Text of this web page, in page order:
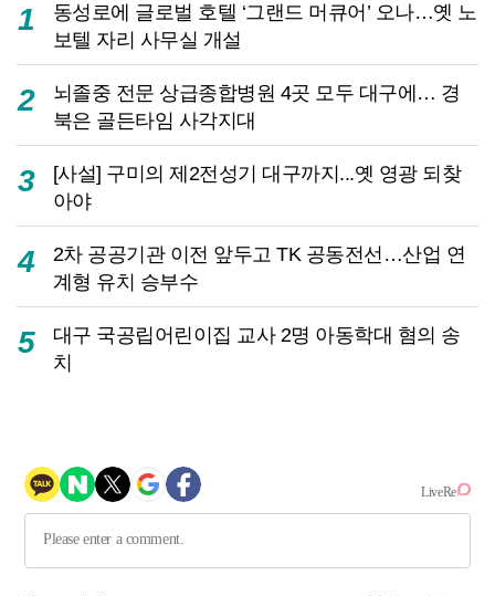
1
동성로에 글로벌 호텔 ‘그랜드 머큐어’ 오나…옛 노
보텔 자리 사무실 개설
2
뇌졸중 전문 상급종합병원 4곳 모두 대구에… 경
북은 골든타임 사각지대
3
[사설] 구미의 제2전성기 대구까지...옛 영광 되찾
아야
4
2차 공공기관 이전 앞두고 TK 공동전선…산업 연
계형 유치 승부수
5
대구 국공립어린이집 교사 2명 아동학대 혐의 송
치